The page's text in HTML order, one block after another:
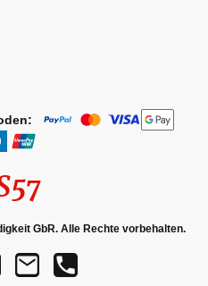
GbR. Alle Rechte vorbehalten.